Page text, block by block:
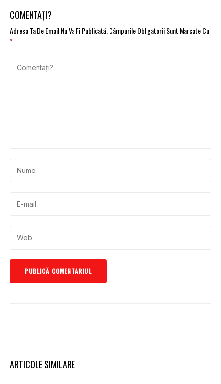
COMENTAȚI?
Adresa Ta De Email Nu Va Fi Publicată. Câmpurile Obligatorii Sunt Marcate Cu
*
ARTICOLE SIMILARE